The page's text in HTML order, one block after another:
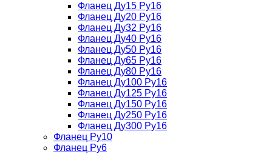
Фланец Ду15 Ру16
Фланец Ду20 Ру16
Фланец Ду32 Ру16
Фланец Ду40 Ру16
Фланец Ду50 Ру16
Фланец Ду65 Ру16
Фланец Ду80 Ру16
Фланец Ду100 Ру16
Фланец Ду125 Ру16
Фланец Ду150 Ру16
Фланец Ду250 Ру16
Фланец Ду300 Ру16
Фланец Ру10
Фланец Ру6